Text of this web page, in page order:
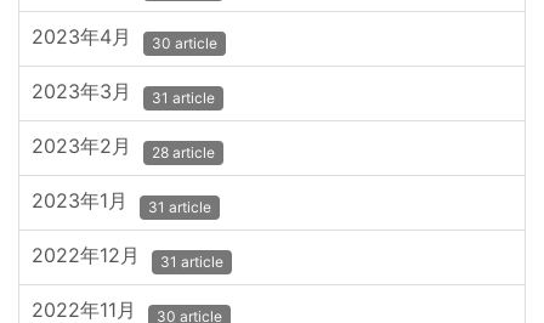
2023年4月 30 article
2023年3月 31 article
2023年2月 28 article
2023年1月 31 article
2022年12月 31 article
2022年11月 30 article